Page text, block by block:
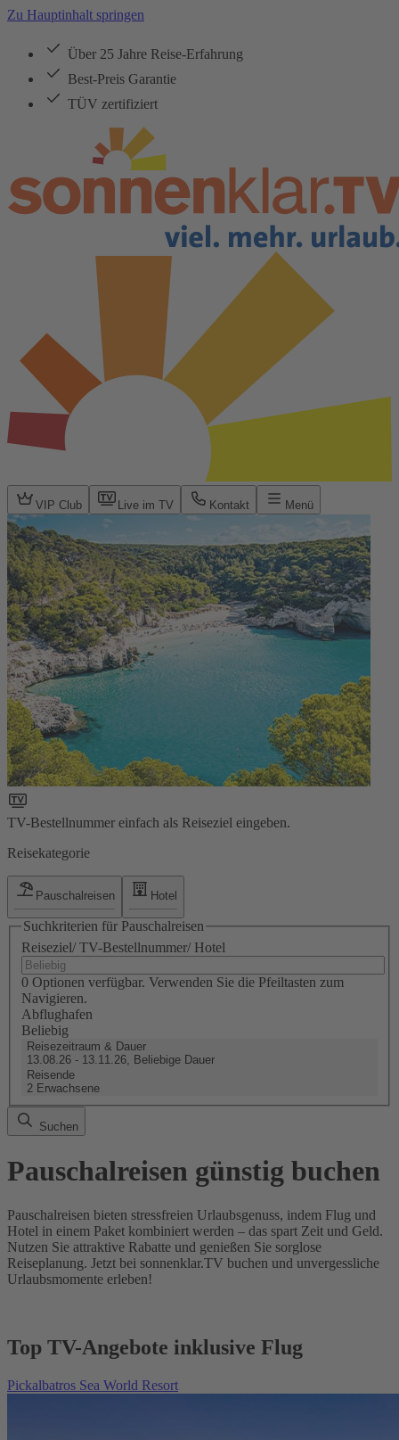
Zu Hauptinhalt springen
Über 25 Jahre Reise-Erfahrung
Best-Preis Garantie
TÜV zertifiziert
VIP Club Live im TV Kontakt Menü
TV-Bestellnummer einfach als Reiseziel eingeben.
Reisekategorie
Pauschalreisen Hotel
Suchkriterien für Pauschalreisen
Reiseziel/ TV-Bestellnummer/ Hotel
0 Optionen verfügbar. Verwenden Sie die Pfeiltasten zum
Navigieren.
Abflughafen
Beliebig
Reisezeitraum & Dauer
13.08.26 - 13.11.26, Beliebige Dauer
Reisende
2 Erwachsene
Suchen
Pauschalreisen günstig buchen
Pauschalreisen bieten stressfreien Urlaubsgenuss, indem Flug und
Hotel in einem Paket kombiniert werden – das spart Zeit und Geld.
Nutzen Sie attraktive Rabatte und genießen Sie sorglose
Reiseplanung. Jetzt bei sonnenklar.TV buchen und unvergessliche
Urlaubsmomente erleben!
Top TV-Angebote inklusive Flug
Pickalbatros Sea World Resort